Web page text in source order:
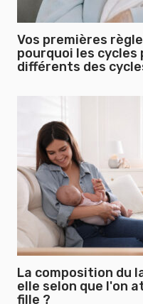
Vos premières
pourquoi les
différents des
La composition du
elle selon que l'on
fille ?